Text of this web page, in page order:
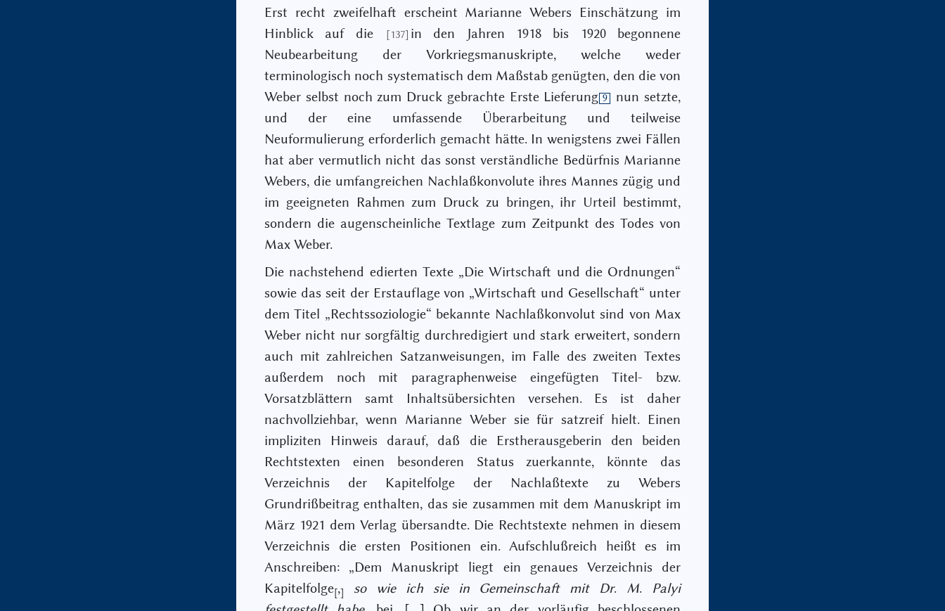
Erst recht zweifelhaft erscheint Marianne Webers Einschätzung im
Hinblick auf die
[137] in den Jahren 1918 bis 1920 begonnene
Neubearbeitung der Vorkriegsmanuskripte, welche weder
terminologisch noch systematisch dem Maßstab genügten, den die von
Weber selbst noch zum Druck gebrachte Erste Lieferung 9
nun setzte,
und der eine umfassende Überarbeitung und teilweise
Neuformulierung erforderlich gemacht hätte. In wenigstens zwei Fällen
hat aber vermutlich nicht das sonst verständliche Bedürfnis Marianne
Webers, die umfangreichen Nachlaßkonvolute ihres Mannes zügig und
im geeigneten Rahmen zum Druck zu bringen, ihr Urteil bestimmt,
sondern die augenscheinliche Textlage zum Zeitpunkt des Todes von
Max Weber.
Die nachstehend edierten Texte „Die Wirtschaft und die Ordnungen“
sowie das seit der Erstauflage von „Wirtschaft und Gesellschaft“ unter
dem Titel „Rechtssoziologie“ bekannte Nachlaßkonvolut sind von Max
Weber nicht nur sorgfältig durchredigiert und stark erweitert, sondern
auch mit zahlreichen Satzanweisungen, im Falle des zweiten Textes
außerdem noch mit paragraphenweise eingefügten Titel- bzw.
Vorsatzblättern samt Inhaltsübersichten versehen. Es ist daher
nachvollziehbar, wenn Marianne Weber sie für satzreif hielt. Einen
impliziten Hinweis darauf, daß die Erstherausgeberin den beiden
Rechtstexten einen besonderen Status zuerkannte, könnte das
Verzeichnis der Kapitelfolge der Nachlaßtexte zu Webers
Grundrißbeitrag enthalten, das sie zusammen mit dem Manuskript im
März 1921 dem Verlag übersandte. Die Rechtstexte nehmen in diesem
Verzeichnis die ersten Positionen ein. Aufschlußreich heißt es im
Anschreiben: „Dem Manuskript liegt ein genaues Verzeichnis der
Kapitelfolge[,] so wie ich sie in Gemeinschaft mit Dr. Μ. Palyi